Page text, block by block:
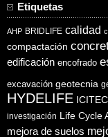
Etiquetas
AHP BRIDLIFE calidad
compactación
edificación encofrado
excavación geotecnia
HYDELIFE
investigación Life Cycle
mejora de suelos